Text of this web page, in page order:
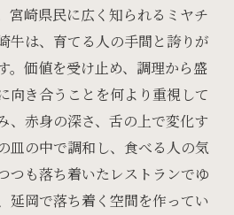
宮崎県民に広く知られるミヤチ
牛は、育てる人の手間と誇りが
。価値を受け止め、調理から盛
向き合うことを何より重視して
、赤身の深さ、舌の上で変化す
皿の中で調和し、食べる人の気
つも落ち着いたレストランでゆ
延岡で落ち着く空間を作ってい